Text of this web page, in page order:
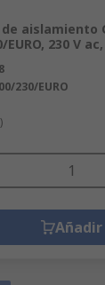
aislamiento
EURO, 230 V
230/EURO
Añadir